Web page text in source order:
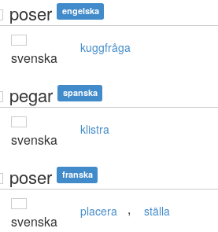
poser engelska
svenska
kuggfråga
pegar spanska
svenska
klistra
poser franska
svenska
placera , ställa